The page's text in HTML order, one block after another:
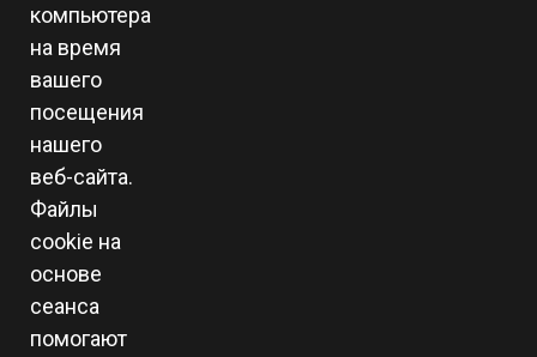
компьютера
на время
вашего
посещения
нашего
веб-сайта.
Файлы
cookie на
основе
сеанса
помогают